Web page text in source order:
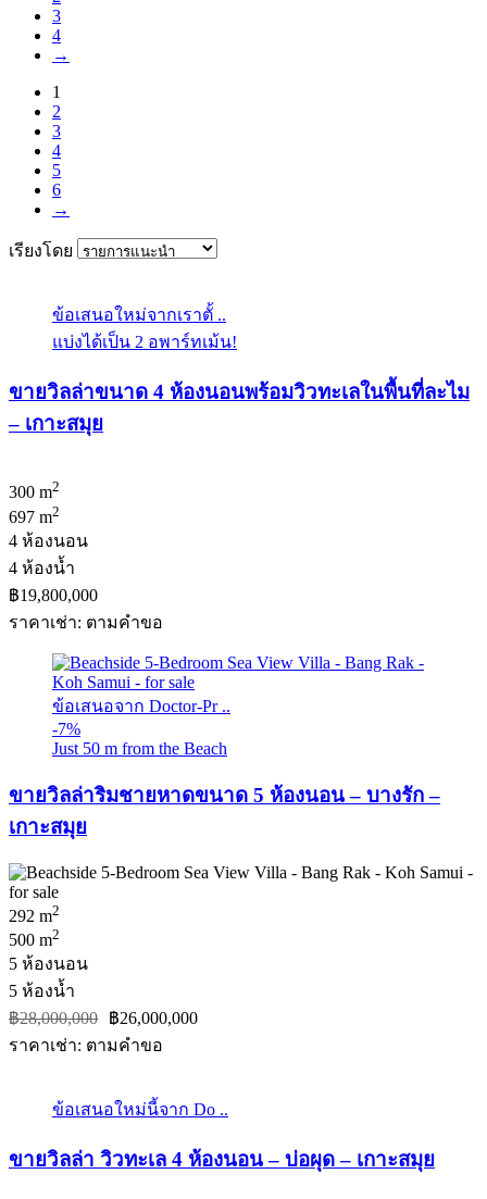
3
4
→
1
2
3
4
5
6
→
เรียงโดย
ข้อเสนอใหม่จากเราตั้ ..
แบ่งได้เป็น 2 อพาร์ทเม้น!
ขายวิลล่าขนาด 4 ห้องนอนพร้อมวิวทะเลในพื้นที่ละไม
– เกาะสมุย
300 m2
697 m2
4 ห้องนอน
4 ห้องน้ำ
฿19,800,000
ราคาเช่า: ตามคําขอ
ข้อเสนอจาก Doctor-Pr ..
-7%
Just 50 m from the Beach
ขายวิลล่าริมชายหาดขนาด 5 ห้องนอน – บางรัก –
เกาะสมุย
292 m2
500 m2
5 ห้องนอน
5 ห้องน้ำ
฿28,000,000
฿26,000,000
ราคาเช่า: ตามคําขอ
ข้อเสนอใหม่นี้จาก Do ..
ขายวิลล่า วิวทะเล 4 ห้องนอน – บ่อผุด – เกาะสมุย